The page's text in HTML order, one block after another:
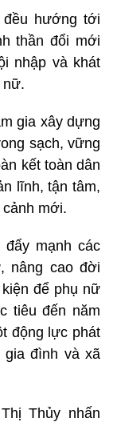
hướng tới
thần đổi mới
nhập và khát
nữ.
gia xây dựng
sạch, vững
kết toàn dân
lĩnh, tận tâm,
mới.
mạnh các
nâng cao đời
để phụ nữ
tiêu đến năm
động lực phát
gia đình và xã
Thủy nhấn